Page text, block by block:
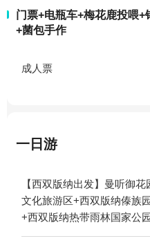
门票+电瓶车+梅花鹿投喂
+菌包手作
成人票
一日游
【西双版纳出发】曼听御
文化旅游区+西双版纳傣族
+西双版纳热带雨林国家公
诺山寨+西双版纳原始森林